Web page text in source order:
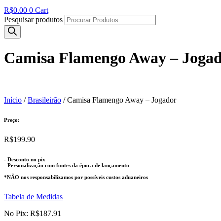
R$0.00 0 Cart
Pesquisar produtos
Camisa Flamengo Away –
Início /Brasileirão / Camisa Flamengo Away – Jogador
Preço:
R$199.90
- Desconto no pix
- Personalização com fontes da época de lançamento
*NÃO nos responsabilizamos por possíveis custos aduaneiros
Tabela de Medidas
No Pix: R$187.91